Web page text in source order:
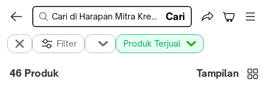
Cari
Filter Produk Terjual
46 Produk Tampilan